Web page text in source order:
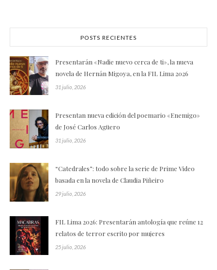
POSTS RECIENTES
Presentarán «Nadie nuevo cerca de ti», la nueva
novela de Hernán Migoya, en la FIL Lima 2026
31 julio, 2026
Presentan nueva edición del poemario «Enemigo»
de José Carlos Agüero
31 julio, 2026
“Catedrales”: todo sobre la serie de Prime Video
basada en la novela de Claudia Piñeiro
29 julio, 2026
FIL Lima 2026: Presentarán antología que reúne 12
relatos de terror escrito por mujeres
25 julio, 2026